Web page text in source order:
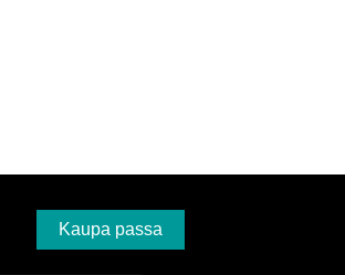
Kaupa passa